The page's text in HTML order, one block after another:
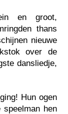
en groot,
thans
nieuwe
over de
dansliedje,
Hun ogen
hen